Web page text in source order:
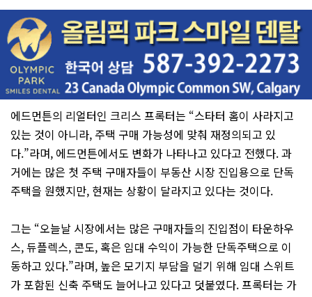
에드먼튼의 리얼터인 크리스 프록터는 “스타터 홈이 사라지고
있는 것이 아니라, 주택 구매 가능성에 맞춰 재정의되고 있
다.”라며, 에드먼튼에서도 변화가 나타나고 있다고 전했다. 과
거에는 많은 첫 주택 구매자들이 부동산 시장 진입용으로 단독
주택을 원했지만, 현재는 상황이 달라지고 있다는 것이다.
그는 “오늘날 시장에서는 많은 구매자들의 진입점이 타운하우
스, 듀플렉스, 콘도, 혹은 임대 수익이 가능한 단독주택으로 이
동하고 있다.”라며, 높은 모기지 부담을 덜기 위해 임대 스위트
가 포함된 신축 주택도 늘어나고 있다고 덧붙였다. 프록터는 가